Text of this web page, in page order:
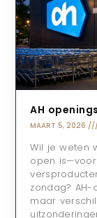
AH
MAART 5, 2026
Wil je weten
open
zondag?
maar